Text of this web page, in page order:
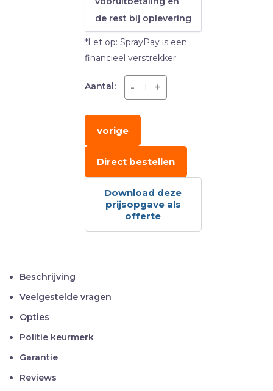
de rest bij oplevering
*Let op: SprayPay is een
financieel verstrekker.
Aantal: - +
vorige
Direct bestellen
Download deze
prijsopgave als
offerte
Beschrijving
Veelgestelde vragen
Opties
Politie keurmerk
Garantie
Reviews